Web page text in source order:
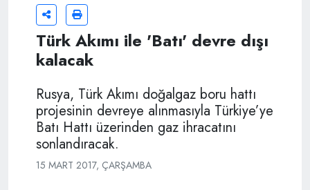
Türk Akımı ile 'Batı' devre dışı
kalacak
Rusya, Türk Akımı doğalgaz boru hattı
projesinin devreye alınmasıyla Türkiye’ye
Batı Hattı üzerinden gaz ihracatını
sonlandıracak.
15 MART 2017, ÇARŞAMBA